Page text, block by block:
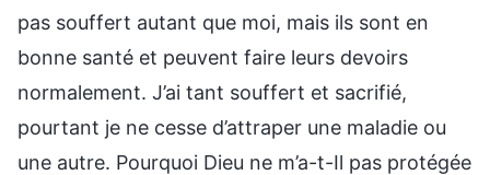
pas souffert autant que moi, mais ils sont en
bonne santé et peuvent faire leurs devoirs
normalement. J’ai tant souffert et sacrifié,
pourtant je ne cesse d’attraper une maladie ou
une autre. Pourquoi Dieu ne m’a-t-Il pas protégée